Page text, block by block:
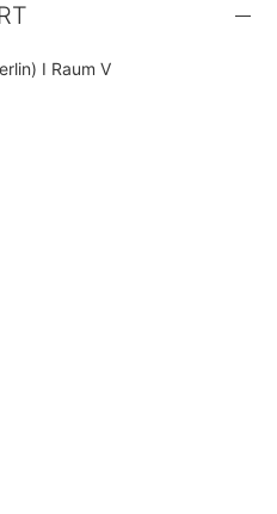
I Raum V